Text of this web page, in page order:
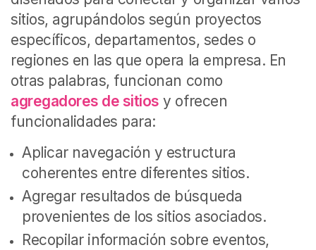
sitios, agrupándolos según proyectos
específicos, departamentos, sedes o
regiones en las que opera la empresa. En
otras palabras, funcionan como
agregadores de sitios y ofrecen
funcionalidades para:
Aplicar navegación y estructura
coherentes entre diferentes sitios.
Agregar resultados de búsqueda
provenientes de los sitios asociados.
Recopilar información sobre eventos,